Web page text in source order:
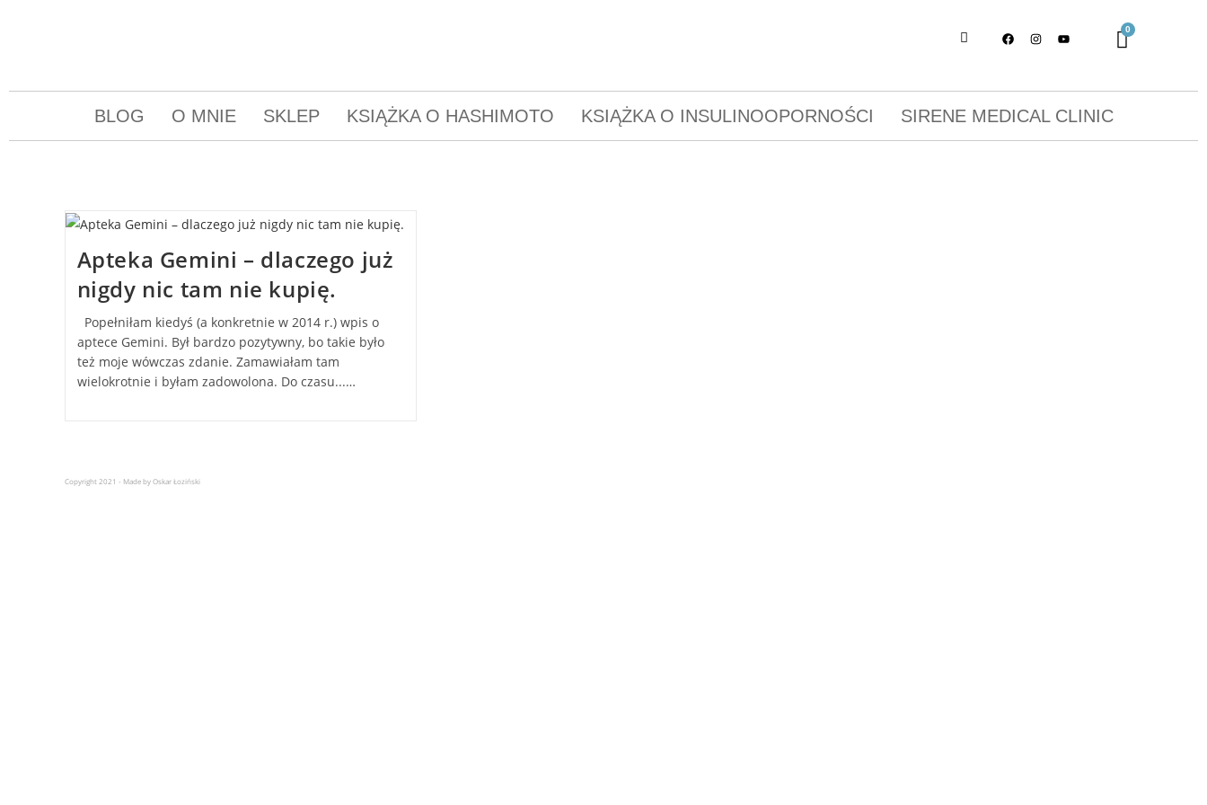
BLOG O MNIE SKLEP KSIĄŻKA O HASHIMOTO KSIĄŻKA O INSULINOOPORNOŚCI SIRENE MEDICAL CLINIC
Apteka Gemini – dlaczego już
nigdy nic tam nie kupię.
Popełniłam kiedyś (a konkretnie w 2014 r.) wpis o
aptece Gemini. Był bardzo pozytywny, bo takie było
też moje wówczas zdanie. Zamawiałam tam
wielokrotnie i byłam zadowolona. Do czasu...…
Copyright 2021 - Made by Oskar Łoziński